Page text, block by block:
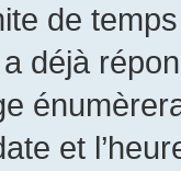
de
a déjà
et